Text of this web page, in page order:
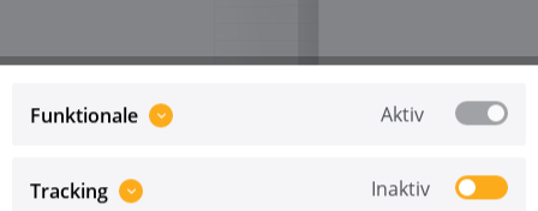
Preise sind erst nach erfolgreicher Registrierung
als
Funktionale Aktiv
Tracking Inaktiv